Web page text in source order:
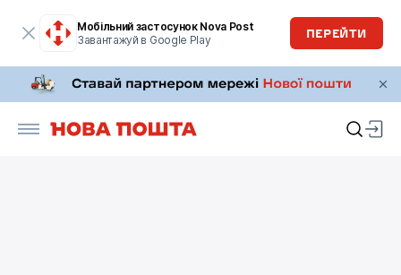
Мобільний застосунок Nova Post
Завантажуй в Google Play
ПЕРЕЙТИ